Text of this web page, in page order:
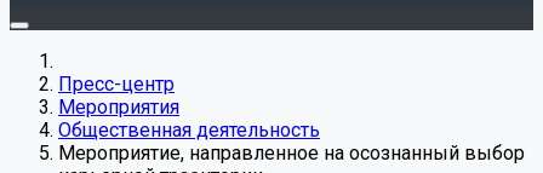
Пресс-центр
Мероприятия
Общественная деятельность
Мероприятие, направленное на осознанный выбор